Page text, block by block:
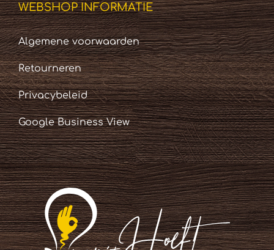
WEBSHOP INFORMATIE
Algemene voorwaarden
Retourneren
Privacybeleid
Google Business View